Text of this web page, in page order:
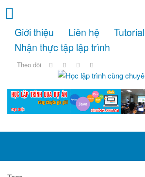
Giới thiệu Liên hệ
Tutorial
Nhận thực tập lập trình
Theo dõi